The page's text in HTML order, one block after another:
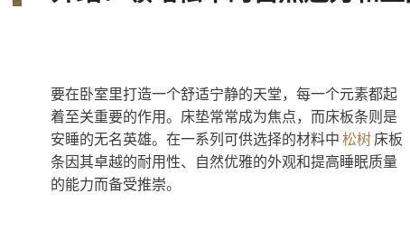
要在卧室里打造一个舒适宁静的天堂，每一个元素都起
着至关重要的作用。床垫常常成为焦点，而床板条则是
安睡的无名英雄。在一系列可供选择的材料中松树床板
条因其卓越的耐用性、自然优雅的外观和提高睡眠质量
的能力而备受推崇。